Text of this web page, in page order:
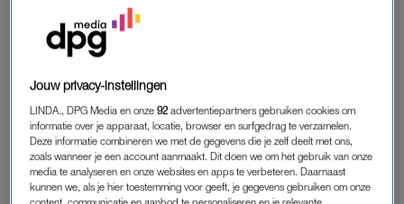
Plaats van bestemming
Cambodja
In slaap gevallen in de zon, met grote gevolgen.
SLAPEN OP EEN ZITZAK
“Ik was begin twintig en aan het backpacken in Zuidoost-Azië.
Een vriendin zou een stuk meereizen inCambodja, en we
Jouw privacy-instellingen
LINDA., DPG Media en onze92 advertentiepartners gebruiken cookies om
informatie over je apparaat, locatie, browser en surfgedrag te verzamelen.
Deze informatie combineren we met de gegevens die je zelf deelt met ons,
zoals wanneer je een account aanmaakt. Dit doen we om het gebruik van onze
media te analyseren en onze websites en apps te verbeteren. Daarnaast
kunnen we, als je hier toestemming voor geeft, je gegevens gebruiken om onze